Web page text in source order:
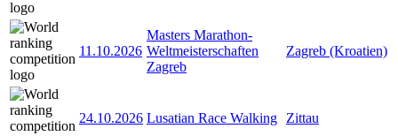
11.10.2026
Masters Marathon-
Weltmeisterschaften
Zagreb
Zagreb (Kroatien)
24.10.2026 Lusatian Race Walking Zittau